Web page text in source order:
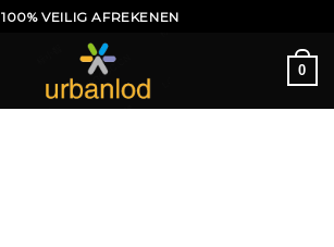
100% VEILIG AFREKENEN
0